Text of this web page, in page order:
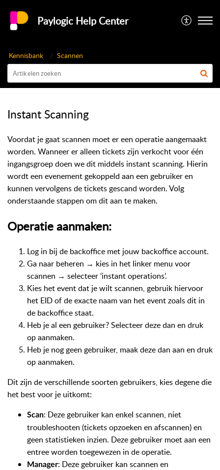
Paylogic Help Center
Kennisbank Scannen
Instant Scanning
Voordat je gaat scannen moet er een operatie aangemaakt
worden. Wanneer er alleen tickets zijn verkocht voor één
ingangsgroep doen we dit middels instant scanning. Hierin
wordt een evenement gekoppeld aan een gebruiker en
kunnen vervolgens de tickets gescand worden. Volg
onderstaande stappen om dit aan te maken.
Operatie aanmaken:
Log in bij de backoffice met jouw backoffice account.
Ga naar beheren → kies in het linker menu voor
scannen → selecteer ‘instant operations’.
Kies het event dat je wilt scannen, gebruik hiervoor
het EID of de exacte naam van het event zoals dit in
de backoffice staat.
Heb je al een gebruiker? Selecteer deze dan en druk
op aanmaken.
Heb je nog geen gebruiker, maak deze dan aan en druk
op aanmaken.
Dit zijn de verschillende soorten gebruikers, kies degene die
het best voor je uitkomt:
Scan: Deze gebruiker kan enkel scannen, niet
troubleshooten (tickets opzoeken en afscannen) en
geen statistieken inzien. Deze gebruiker moet aan een
entree worden toegewezen in de operatie.
Manager: Deze gebruiker kan scannen en